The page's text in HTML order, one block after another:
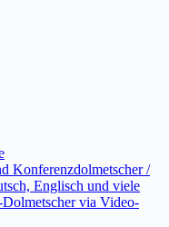
Konferenzdolmetscher /
Englisch und viele
via Video-